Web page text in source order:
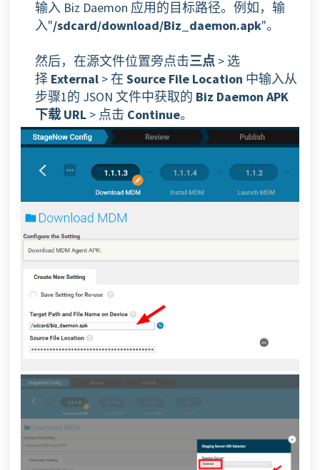
输入 Biz Daemon 应用的目标路径。例如，输
入"/sdcard/download/Biz_daemon.apk"。
然后，在源文件位置旁点击三点 > 选
择 External > 在 Source File Location 中输入从
步骤1的 JSON 文件中获取的 Biz Daemon APK
下载 URL > 点击 Continue。